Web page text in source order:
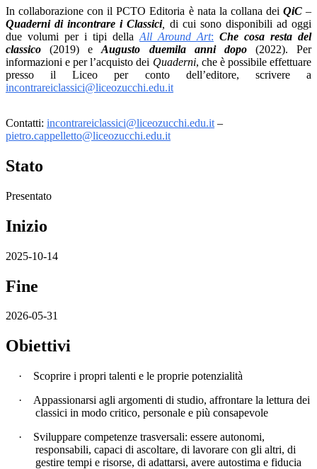
In collaborazione con il PCTO Editoria è nata la collana dei QiC–
Quaderni di incontrare i Classici, di cui sono disponibili ad oggi
due volumi per i tipi della All Around Art: Che cosa resta del
classico
(2019) eAugusto duemila anni dopo
(2022). Per
informazioni e per l’acquisto dei Quaderni, che è possibile effettuare
presso il Liceo per conto dell’editore, scrivere a
incontrareiclassici@liceozucchi.edu.it
Contatti: incontrareiclassici@liceozucchi.edu.it –
pietro.cappelletto@liceozucchi.edu.it
Stato
Presentato
Inizio
2025-10-14
Fine
2026-05-31
Obiettivi
·
Scoprire i propri talenti e le proprie potenzialità
·
Appassionarsi agli argomenti di studio, affrontare la lettura dei
classici in modo critico, personale e più consapevole
·
Sviluppare competenze trasversali: essere autonomi,
responsabili, capaci di ascoltare, di lavorare con gli altri, di
gestire tempi e risorse, di adattarsi, avere autostima e fiducia